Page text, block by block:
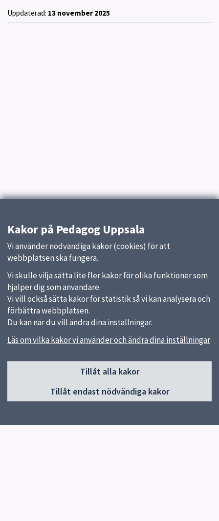
Uppdaterad: 13 november 2025
Kakor på Pedagog Uppsala
Vi använder nödvändiga kakor (cookies) för att
webbplatsen ska fungera.
Vi skulle vilja sätta lite fler kakor för olika funktioner som
hjälper dig som användare.
Vi vill också sätta kakor för statistik så vi kan analysera och
förbättra webbplatsen.
Du kan när du vill ändra dina inställningar.
Läs om vilka kakor vi använder och ändra dina inställningar
Tillåt alla kakor
Tillåt endast nödvändiga kakor
Sidfot
Om Pedagog Uppsala